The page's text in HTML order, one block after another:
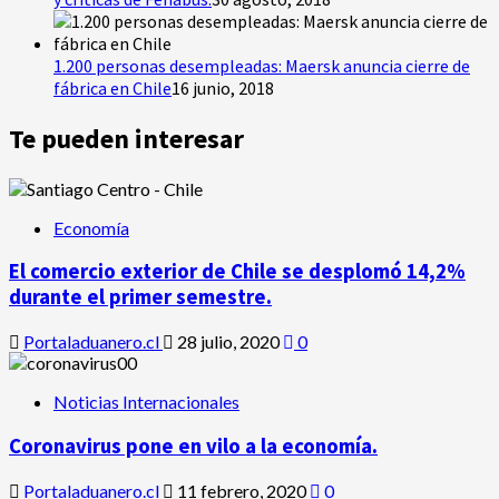
1.200 personas desempleadas: Maersk anuncia cierre de
fábrica en Chile16 junio, 2018
Te pueden interesar
Economía
El comercio exterior de Chile se desplomó 14,2%
durante el primer semestre.
Portaladuanero.cl 28 julio, 2020 0
Noticias Internacionales
Coronavirus pone en vilo a la economía.
Portaladuanero.cl 11 febrero, 2020 0